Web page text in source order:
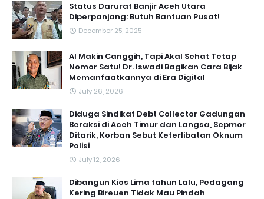
Status Darurat Banjir Aceh Utara
Diperpanjang: Butuh Bantuan Pusat!
December 25, 2025
AI Makin Canggih, Tapi Akal Sehat Tetap
Nomor Satu! Dr. Iswadi Bagikan Cara Bijak
Memanfaatkannya di Era Digital
July 26, 2026
Diduga Sindikat Debt Collector Gadungan
Beraksi di Aceh Timur dan Langsa, Sepmor
Ditarik, Korban Sebut Keterlibatan Oknum
Polisi
July 12, 2026
Dibangun Kios Lima tahun Lalu, Pedagang
Kering Bireuen Tidak Mau Pindah